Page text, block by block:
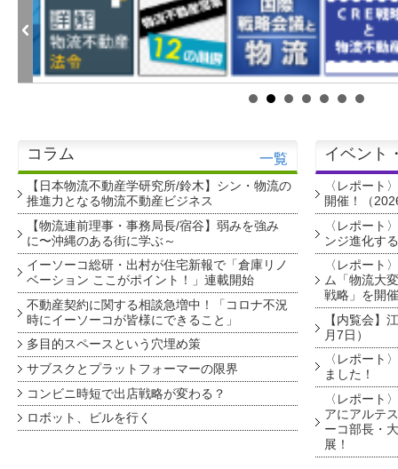
コラム 一覧
【日本物流不動産学研究所/鈴木】シン・物流の
推進力となる物流不動産ビジネス
【物流連前理事・事務局長/宿谷】弱みを強み
に〜沖縄のある街に学ぶ～
イーソーコ総研・出村が住宅新報で「倉庫リノ
ベーション ここがポイント！」連載開始
不動産契約に関する相談急増中！「コロナ不況
時にイーソーコが皆様にできること」
多目的スペースという穴埋め策
サブスクとプラットフォーマーの限界
コンビニ時短で出店戦略が変わる？
ロボット、ビルを行く
イベント
〈レポート
開催！（
〈レポート
ンジ進化す
〈レポート
ム「物流大
戦略」を開
【内覧会】
月7日）
〈レポート
ました！
〈レポート
アにアルテ
ーコ部長・
展！